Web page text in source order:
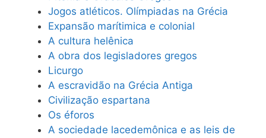
Jogos atléticos. Olímpiadas na Grécia
Expansão marítimica e colonial
A cultura helênica
A obra dos legisladores gregos
Licurgo
A escravidão na Grécia Antiga
Civilização espartana
Os éforos
A sociedade lacedemônica e as leis de